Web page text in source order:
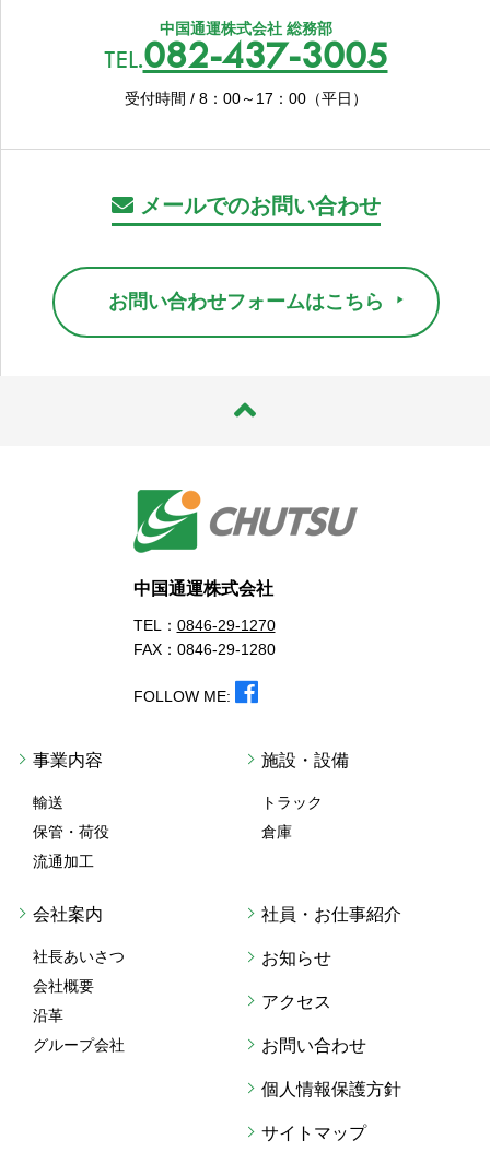
中国通運株式会社 総務部
TEL.082-437-3005
受付時間 / 8：00～17：00（平日）
メールでのお問い合わせ
お問い合わせフォームはこちら
中国通運株式会社
TEL： 0846-29-1270
FAX：0846-29-1280
FOLLOW ME:
事業内容
輸送
保管・荷役
流通加工
施設・設備
トラック
倉庫
会社案内
社長あいさつ
会社概要
沿革
グループ会社
社員・お仕事紹介
お知らせ
アクセス
お問い合わせ
個人情報保護方針
サイトマップ